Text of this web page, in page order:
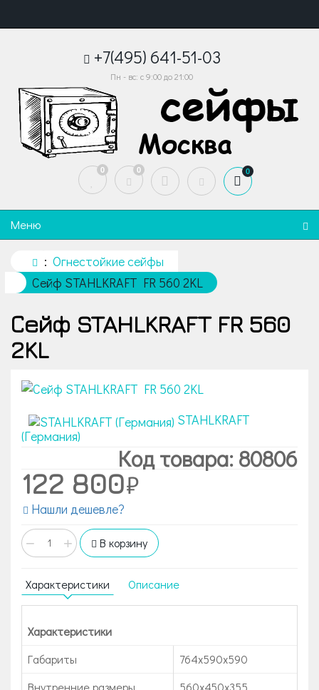
+7(495) 641-51-03
Пн - вс: с 9:00 до 21:00
0 0 0
Меню
Огнестойкие сейфы
Сейф STAHLKRAFT FR 560 2KL
Сейф STAHLKRAFT FR 560
2KL
STAHLKRAFT
(Германия)
Код товара: 80806
122 800
Нашли дешевле?
− + В корзину
Характеристики Описание
Характеристики
Габариты
764x590x590
Внутренние размеры
560х450х355